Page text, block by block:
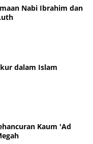
Nabi Ibrahim dan
dalam Islam
Kaum 'Ad